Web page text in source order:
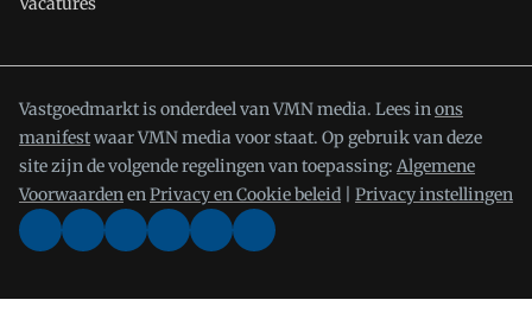
Vastgoedmarkt is onderdeel van VMN media. Lees inons
manifestwaar VMN media voor staat. Op gebruik van deze
site zijn de volgende regelingen van toepassing: Algemene
VoorwaardenenPrivacy en Cookie beleid Privacy instellingen